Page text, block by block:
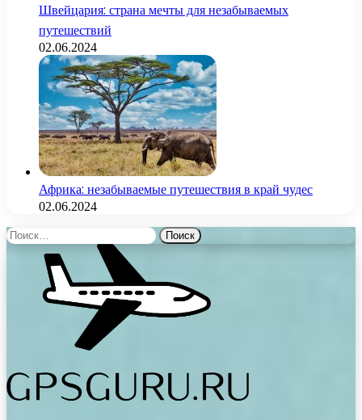
Швейцария: страна мечты для незабываемых
путешествий
02.06.2024
Африка: незабываемые путешествия в край чудес
02.06.2024
Найти: